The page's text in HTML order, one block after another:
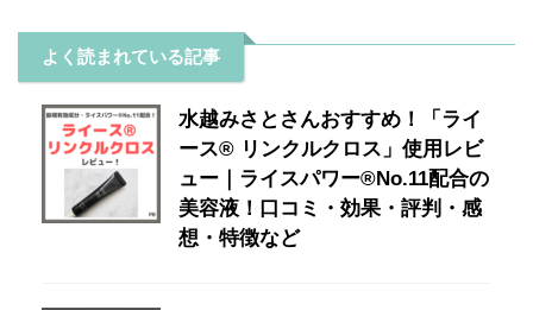
よく読まれている記事
水越みさとさんおすすめ！「ライ
ース® リンクルクロス」使用レビ
ュー｜ライスパワー®No.11配合の
美容液！口コミ・効果・評判・感
想・特徴など